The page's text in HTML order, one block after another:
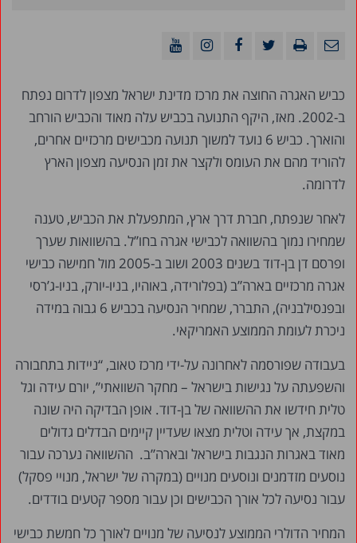
כביש האגרה החוצה את מרכז מדינת ישראל מצפון לדרום נפתח
ב-2002. מאז, היקף התנועה בכביש עלה מאוד והכביש הורחב
והוארך. כביש 6 נועד למשוך תנועה מכבישים מרכזיים אחרים,
להוריד מהם את העומס ולקצר את זמן הנסיעה מצפון הארץ
לדרומה.
לאחר שנפתח, חברת דרך ארץ, המתפעלת את הכביש, טענה
שמחירו נמוך בהשוואה לכבישי אגרה בחו”ל. בהשוואות שערך
ופרסם דן בן-דוד בשנים 2003 ושוב ב-2005 מול חמישה כבישי
אגרה מרכזיים בארה”ב (בפלורידה, באוהיו, בניו-יורק, בניו-ג’רסי
ובפנסילבניה), התברר, שמחיר הנסיעה בכביש 6 גבוה במידה
ניכרת לעומת הממוצע האמריקאי.
בעבודה שפורסמה לאחרונה על-ידי מרכז טאוב, “ניידות בתחבורה
והשפעתה על נגישות בישראל – מחקר השוואתי”, יורם עידה וגל
טלית חידשו את ההשוואה של בן-דוד. אופן הבדיקה היה שונה
במקצת, אך עידה וטלית מצאו שעדיין קיימים הבדלים גדולים
מאוד באגרות הנגבות בישראל ובארה”ב. ההשוואה נערכה עבור
נוסעים מזדמנים ונוסעים מנויים (במקרה של ישראל, מנויי פסקל)
עבור נסיעה לכל אורך הכבישים וכן עבור מספר קטעים בודדים.
המחיר הדולרי הממוצע לנסיעה של מנויים לאורך כל חמשת כבישי